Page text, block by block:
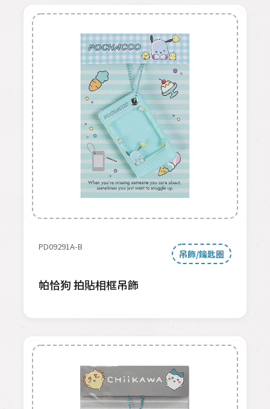
PD09291A-B
吊飾/鑰匙圈
帕恰狗 拍貼相框吊飾